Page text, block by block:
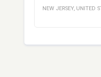
NEW JERSEY, UNITED